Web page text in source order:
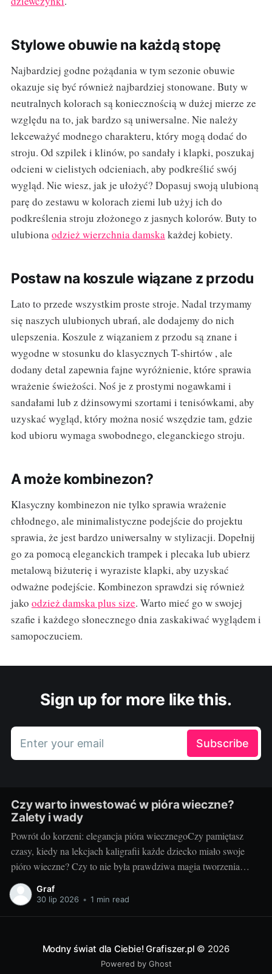
Stylowe obuwie na każdą stopę
Najbardziej godne pożądania w tym sezonie obuwie
okazuje się być również najbardziej stonowane. Buty w
neutralnych kolorach są koniecznością w dużej mierze ze
względu na to, jak bardzo są uniwersalne. Nie należy
lekceważyć modnego charakteru, który mogą dodać do
stroju. Od szpilek i klinów, po sandały i klapki, poszukaj
odcieni w cielistych odcieniach, aby podkreślić swój
wygląd. Nie wiesz, jak je ułożyć? Dopasuj swoją ulubioną
parę do zestawu w kolorach ziemi lub użyj ich do
podkreślenia stroju złożonego z jasnych kolorów. Buty to
ulubionaodzież wierzchnia damskakażdej kobiety.
Postaw na koszule wiązane z przodu
Lato to przede wszystkim proste stroje. Nadal trzymamy
się naszych ulubionych ubrań, ale dodajemy do nich
ulepszenia. Koszule z wiązaniem z przodu są znane i
wygodne w stosunku do klasycznych T-shirtów , ale
dodany detal zapewnia fajne wyróżnienie, które sprawia
wrażenie świeżości. Noś je z prostymi nogawkami i
sandałami lub z dżinsowymi szortami i tenisówkami, aby
uzyskać wygląd, który można nosić wszędzie tam, gdzie
kod ubioru wymaga swobodnego, eleganckiego stroju.
A może kombinezon?
Klasyczny kombinezon nie tylko sprawia wrażenie
chłodnego, ale minimalistyczne podejście do projektu
sprawia, że jest bardzo uniwersalny w stylizacji. Dopełnij
go za pomocą eleganckich trampek i plecaka lub ubierz
metalową biżuterię i wyraziste klapki, aby uzyskać
odważne podejście. Kombinezon sprawdzi się również
jako odzież damska plus size. Warto mieć go w swojej
szafie i każdego słonecznego dnia zaskakiwać wyglądem i
samopoczuciem.
Sign up for more like this.
Enter your email Subscribe
Czy warto inwestować w pióra wieczne?
Zalety i wady
Powrót do korzeni: elegancja pióra wiecznegoCzy pamiętasz
czasy, kiedy na lekcjach kaligrafii każde dziecko miało swoje
pióro wieczne? Czy to nie była prawdziwa magia tworzenia
pięknych, eleganckich liter? Tradycyjne pióro wieczne powraca
do łask, nie tylko wśród miłośników klasycznej kaligrafii, ale
Graf
30 lip 2026 • 1 min read
Modny świat dla Ciebie! Grafiszer.pl © 2026
Powered by Ghost